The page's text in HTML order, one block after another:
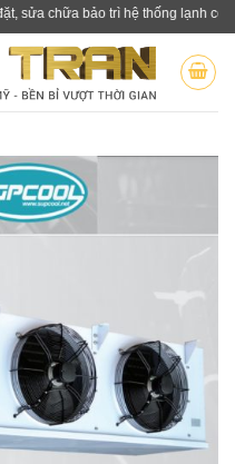
bảo trì hệ thống lạnh công nghiệp.